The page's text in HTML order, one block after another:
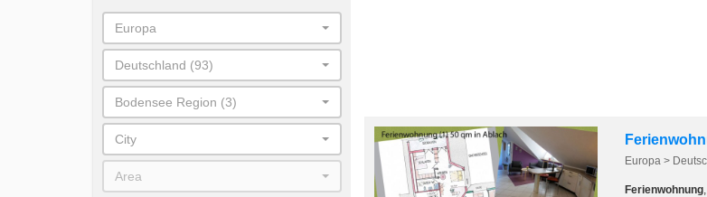
Ferienwohnung,
Europa
Deutschland (93)
Bodensee Region (3)
City
Area